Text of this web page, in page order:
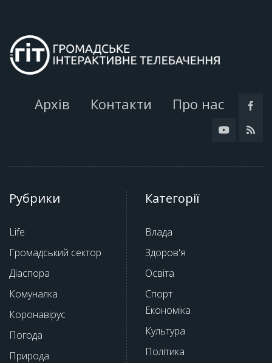
Архів Контакти Про нас
Рубрики
Life
Громадський сектор
Діаспора
Комуналка
Коронавірус
Погода
Природа
Категорії
Влада
Здоров'я
Освіта
Спорт
Економіка
Культура
Політика